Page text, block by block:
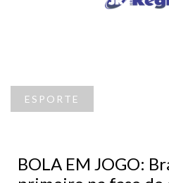
ESPORTE
BOLA EM JOGO: